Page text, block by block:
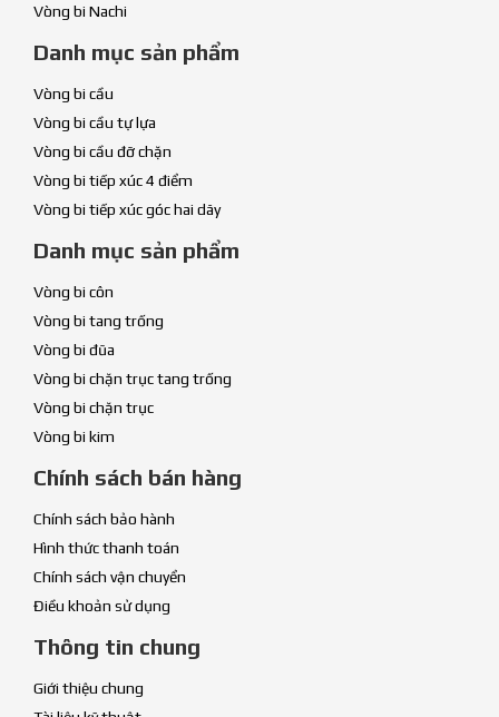
Vòng bi Nachi
Danh mục sản phẩm
Vòng bi cầu
Vòng bi cầu tự lựa
Vòng bi cầu đỡ chặn
Vòng bi tiếp xúc 4 điểm
Vòng bi tiếp xúc góc hai dãy
Danh mục sản phẩm
Vòng bi côn
Vòng bi tang trống
Vòng bi đũa
Vòng bi chặn trục tang trống
Vòng bi chặn trục
Vòng bi kim
Chính sách bán hàng
Chính sách bảo hành
Hình thức thanh toán
Chính sách vận chuyển
Điều khoản sử dụng
Thông tin chung
Giới thiệu chung